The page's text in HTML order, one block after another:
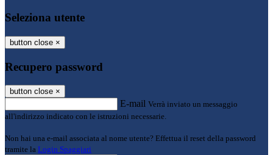
Seleziona utente
button close ×
Recupero password
button close ×
E-mail Verrà inviato un messaggio
all'indirizzo indicato con le istruzioni necessarie.
Non hai una e-mail associata al nome utente? Effettua il reset della password
tramite la Login Spaggiari